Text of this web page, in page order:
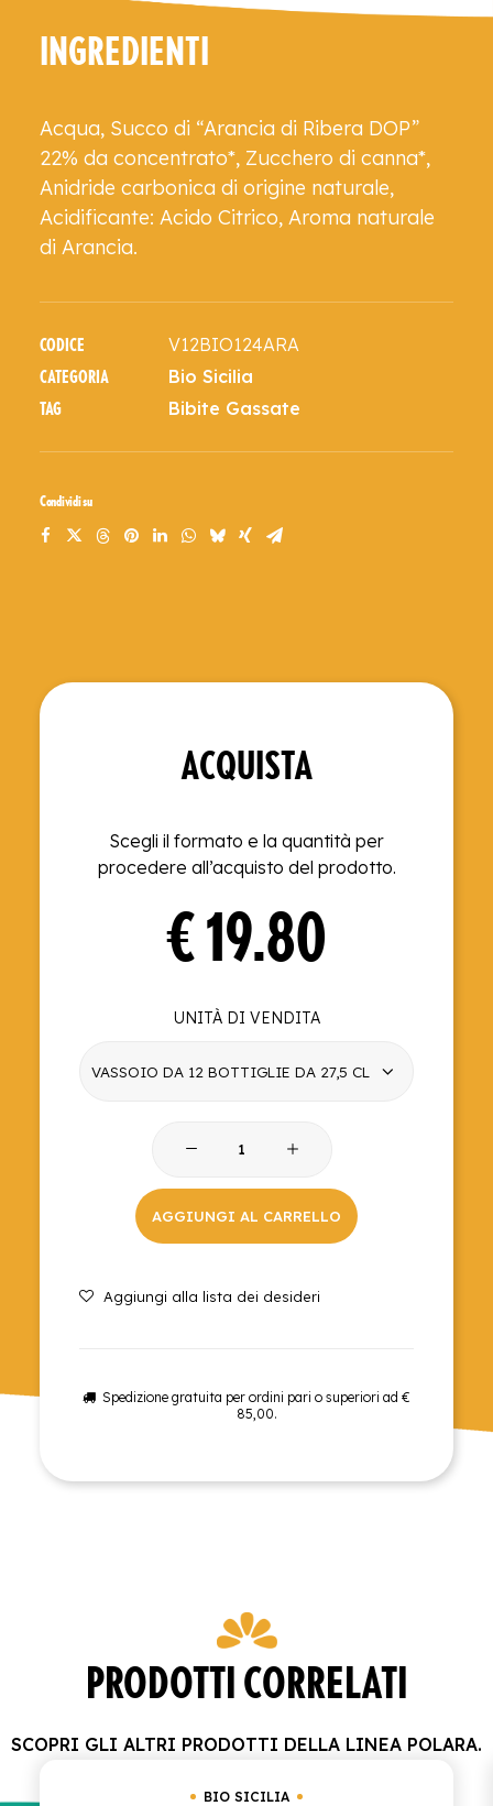
INGREDIENTI
Acqua, Succo di “Arancia di Ribera DOP”
22% da concentrato*, Zucchero di canna*,
Anidride carbonica di origine naturale,
Acidificante: Acido Citrico, Aroma naturale
di Arancia.
CODICE V12BIO124ARA
CATEGORIA Bio Sicilia
TAG Bibite Gassate
Condividi su
ACQUISTA
Scegli il formato e la quantità per
procedere all’acquisto del prodotto.
€19.80
UNITÀ DI VENDITA
quantità
AGGIUNGI AL CARRELLO
Aggiungi alla lista dei desideri
Spedizione gratuita per ordini pari o superiori ad €
85,00.
PRODOTTI CORRELATI
SCOPRI GLI ALTRI PRODOTTI DELLA LINEA POLARA.
BIO SICILIA